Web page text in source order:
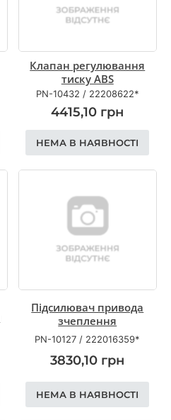
Клапан регулювання
тиску ABS
PN-10432 / 22208622*
4415,10 грн
НЕМА В НАЯВНОСТІ
Підсилювач привода
зчеплення
PN-10127 / 222016359*
3830,10 грн
НЕМА В НАЯВНОСТІ